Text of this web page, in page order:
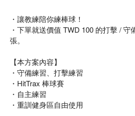
・讓教練陪你練棒球！
・下單就送價值 TWD 100 的打擊 / 守
張。
【本方案內容】
・守備練習、打擊練習
・HitTrax 棒球賽
・自主練習
・重訓健身區自由使用